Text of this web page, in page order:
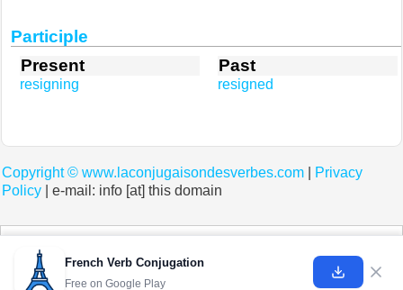
cookies.
Learn more
French Verb Conjugation
Free on Google Play
Participle
Present
resigning
Past
resigned
Copyright © www.laconjugaisondesverbes.com
Privacy
Policy | e-mail: info [at] this domain